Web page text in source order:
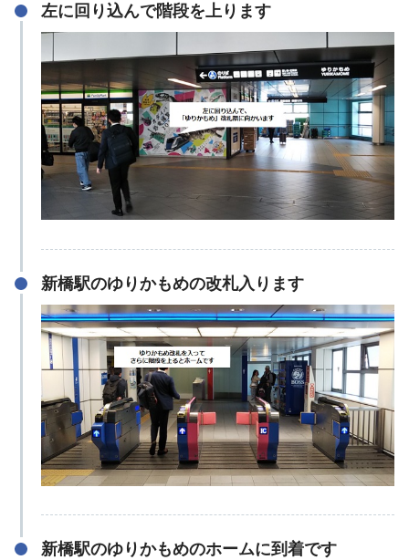
左に回り込んで階段を上ります
新橋駅のゆりかもめの改札入ります
新橋駅のゆりかもめのホームに到着です